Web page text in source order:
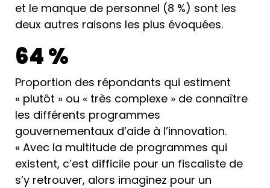
et le manque de personnel (8 %) sont les
deux autres raisons les plus évoquées.
64 %
Proportion des répondants qui estiment
« plutôt » ou « très complexe » de connaître
les différents programmes
gouvernementaux d’aide à l’innovation.
« Avec la multitude de programmes qui
existent, c’est difficile pour un fiscaliste de
s’y retrouver, alors imaginez pour un